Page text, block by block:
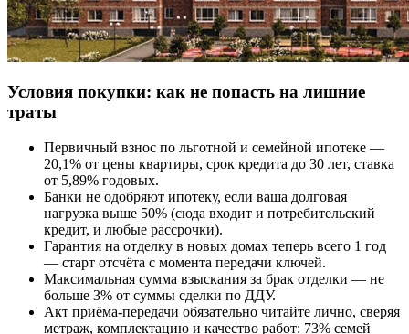
Условия покупки: как не попасть на лишние
траты
Первичный взнос по льготной и семейной ипотеке —
20,1% от цены квартиры, срок кредита до 30 лет, ставка
от 5,89% годовых.
Банки не одобряют ипотеку, если ваша долговая
нагрузка выше 50% (сюда входит и потребительский
кредит, и любые рассрочки).
Гарантия на отделку в новых домах теперь всего 1 год
— старт отсчёта с момента передачи ключей.
Максимальная сумма взыскания за брак отделки — не
больше 3% от суммы сделки по ДДУ.
Акт приёма-передачи обязательно читайте лично, сверяя
метраж, комплектацию и качество работ: 73% семей